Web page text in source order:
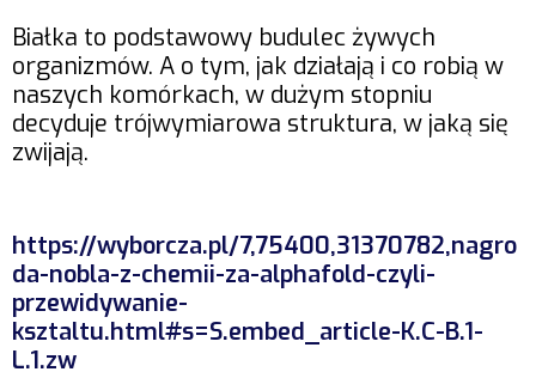
Białka to podstawowy budulec żywych
organizmów. A o tym, jak działają i co robią w
naszych komórkach, w dużym stopniu
decyduje trójwymiarowa struktura, w jaką się
zwijają.
https://wyborcza.pl/7,75400,31370782,nagro
da-nobla-z-chemii-za-alphafold-czyli-
przewidywanie-
ksztaltu.html#s=S.embed_article-K.C-B.1-
L.1.zw